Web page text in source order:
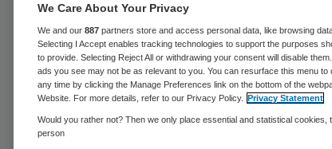
Smeulders
voorzitter rvt
Swinhove
We Care About Your Privacy
We and our 887 partners store and access personal data, like browsing
Selecting I Accept enables tracking technologies to support the purposes
to provide. Selecting Reject All or withdrawing your consent will disable
ads you see may not be as relevant to you. You can resurface this menu
any time by clicking the Manage Preferences link on the bottom of the
Website. For more details, refer to our Privacy Policy. Privacy Statement
Would you rather not? Then we only place essential and statistical
person